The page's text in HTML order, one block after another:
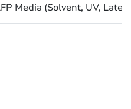
Media (Solvent, UV,